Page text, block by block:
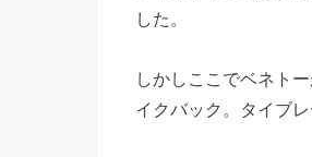
した。
しかしここでベネト
イクバック。タイブ